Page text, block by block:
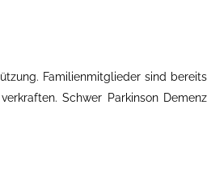
Familienmitglieder sind bereits
Schwer Parkinson Demenz